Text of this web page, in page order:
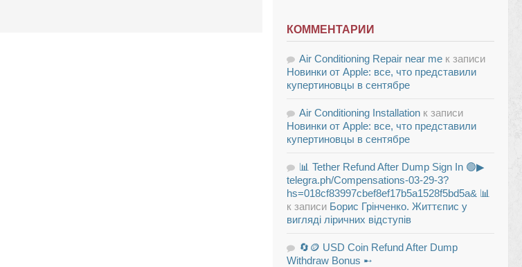
КОММЕНТАРИИ
Air Conditioning Repair near me к записи
Новинки от Apple: все, что представили
купертиновцы в сентябре
Air Conditioning Installation к записи
Новинки от Apple: все, что представили
купертиновцы в сентябре
📊 Tether Refund After Dump Sign In 🟢▶
telegra.ph/Compensations-03-29-3?
hs=018cf83997cbef8ef17b5a1528f5bd5a& 📊
к записи Борис Грінченко. Життєпис у
вигляді ліричних відступів
🔄🪙 USD Coin Refund After Dump
Withdraw Bonus ➸